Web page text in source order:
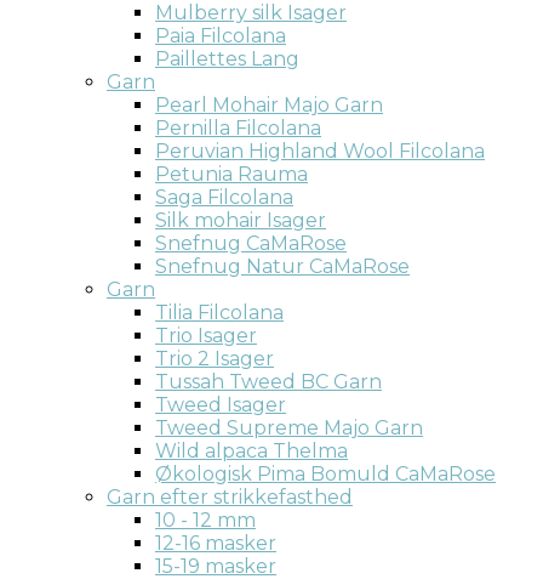
Mulberry silk Isager
Paia Filcolana
Paillettes Lang
Garn
Pearl Mohair Majo Garn
Pernilla Filcolana
Peruvian Highland Wool Filcolana
Petunia Rauma
Saga Filcolana
Silk mohair Isager
Snefnug CaMaRose
Snefnug Natur CaMaRose
Garn
Tilia Filcolana
Trio Isager
Trio 2 Isager
Tussah Tweed BC Garn
Tweed Isager
Tweed Supreme Majo Garn
Wild alpaca Thelma
Økologisk Pima Bomuld CaMaRose
Garn efter strikkefasthed
10 - 12 mm
12-16 masker
15-19 masker